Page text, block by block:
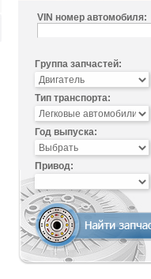
VIN номер автомобиля:
Группа запчастей:
Тип транспорта:
Год выпуска:
Привод: